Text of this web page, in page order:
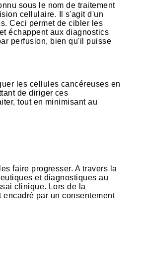
sous le nom de traitement
cellulaire. Il s'agit d'un
Ceci permet de cibler les
échappent aux diagnostics
perfusion, bien qu'il puisse
les cellules cancéreuses en
de diriger ces
tout en minimisant au
faire progresser. A travers la
et diagnostiques au
clinique. Lors de la
par un consentement